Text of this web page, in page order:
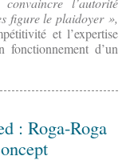
figure le plaidoyer »,
et l’expertise
d’un
: Roga-Roga